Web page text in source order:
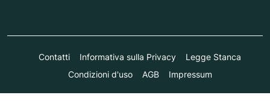
Contatti Informativa sulla Privacy
Legge Stanca
Condizioni d'uso
AGB Impressum